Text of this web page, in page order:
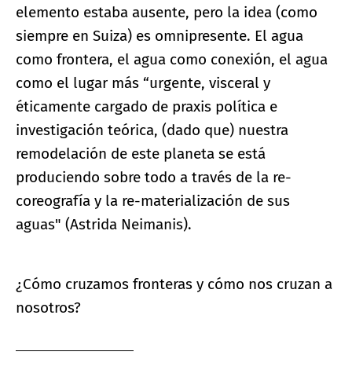
elemento estaba ausente, pero la idea (como
siempre en Suiza) es omnipresente. El agua
como frontera, el agua como conexión, el agua
como el lugar más “urgente, visceral y
éticamente cargado de praxis política e
investigación teórica, (dado que) nuestra
remodelación de este planeta se está
produciendo sobre todo a través de la re-
coreografía y la re-materialización de sus
aguas" (Astrida Neimanis).
¿Cómo cruzamos fronteras y cómo nos cruzan a
nosotros?